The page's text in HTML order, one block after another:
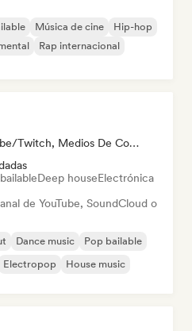
Música de cine
Hip-hop
Rap internacional
Canal De YouTube/Twitch, Medios De Comunicación/Periodista
Deep houseElectrónica
de YouTube, SoundCloud o
Dance music
Pop bailable
Electropop House music